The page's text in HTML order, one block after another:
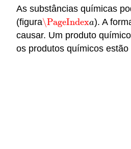
As substâncias químicas
(figura\PageIndexa
\PageIndexa). A
causar. Um produto
os produtos químicos